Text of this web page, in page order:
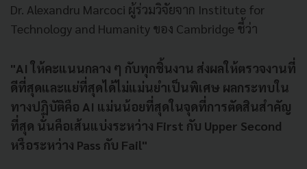
Dr. Alexandru Marcoci ผู้ร่วมวิจัยจาก Institute for
Technology and Humanity ของ Cambridge ชี้ว่า
"AI ให้คะแนนกลาง ๆ กับทุกชิ้นงาน ส่งผลให้ตรวจงานที่
ดีที่สุดและแย่ที่สุดได้ไม่แม่นยำเป็นพิเศษ ผลกระทบใน
ทางปฏิบัติคือ AI แม่นน้อยที่สุดในจุดที่การตัดสินสำคัญ
ที่สุด นั่นคือเส้นแบ่งระหว่าง First กับ Upper Second
หรือระหว่าง Pass กับ Fail"